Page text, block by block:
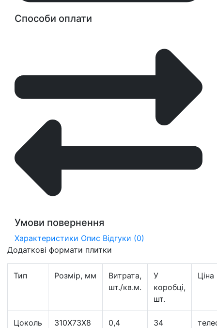
Способи оплати
Умови повернення
Характеристики Опис Відгуки (0)
Додаткові формати плитки
Тип Розмір, мм
Витрата,
шт./кв.м.
У
коробці,
шт.
Ціна
Цоколь 310X73X8 0,4 34